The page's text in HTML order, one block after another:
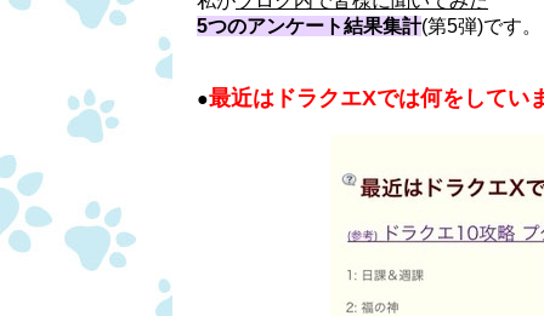
5つのアンケート結果集計(第5弾)です。
●最近はドラクエXでは何をしてい